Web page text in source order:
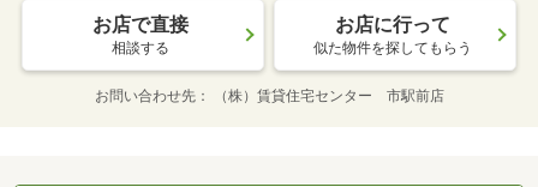
お店で直接
相談する
お店に行って
似た物件を探してもらう
お問い合わせ先 （株）賃貸住宅センター 市駅前店